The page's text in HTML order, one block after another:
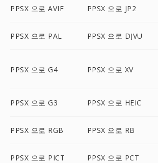
PPSX 으로 AVIF PPSX 으로 JP2
PPSX 으로 PAL PPSX 으로 DJVU
PPSX 으로 G4 PPSX 으로 XV
PPSX 으로 G3 PPSX 으로 HEIC
PPSX 으로 RGB PPSX 으로 RB
PPSX 으로 PICT PPSX 으로 PCT